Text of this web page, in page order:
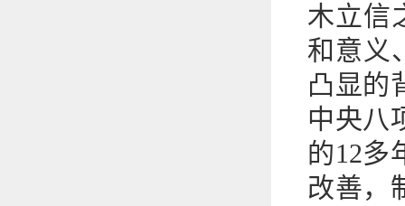
木立信
和意义
凸显的
中央八
的12多
改善，